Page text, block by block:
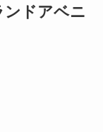
ンドアベニ